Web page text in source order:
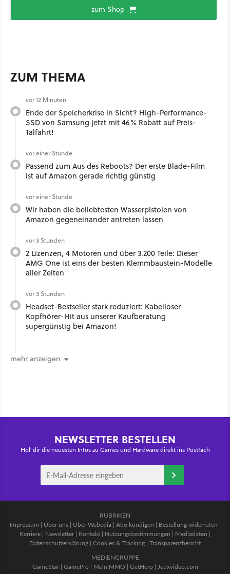
zum Shop
ZUM THEMA
vor 12 Minuten
Ende der Speicherkrise in Sicht? High-Performance-
SSD von Samsung jetzt mit 46% Rabatt auf Preis-
Talfahrt!
vor einer Stunde
Passend zum Aus des Reboots? Der erste Blade-Film
ist auf Amazon gerade richtig günstig
vor einer Stunde
Wir haben die beliebtesten Wasserpistolen von
Amazon gegeneinander antreten lassen
vor 3 Stunden
2 Lizenzen, 4 Motoren und über 3.200 Teile: Dieser
AMG One ist eins der besten Klemmbaustein-Modelle
aller Zeiten
vor 3 Stunden
Headset-Bestseller stark reduziert: Kabelloser
Kopfhörer-Hit aus unserer Kaufberatung
supergünstig bei Amazon!
mehr anzeigen
NEWSLETTER BESTELLEN
Hol' dir die neuesten Infos zu Games und Hardware direkt ins Postfach
RUBRIKEN
Impressum | Über uns| Über Webedia | Abo kündigen | Bestellung widerrufen |
Karriere | Newsletter | Kontakt | Nutzungsbestimmungen | Mediadaten |
Datenschutzerklärung | Cookies & Tracking | Transparenzbericht
MEDIENGRUPPE
GameStar| GamePro | Mein MMO | GetHero | Jeuxvideo.com